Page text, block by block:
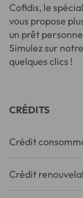
Cofidis, le
vous propose
un prêt
Simulez sur
quelques clics !
CRÉDITS
Crédit
Crédit